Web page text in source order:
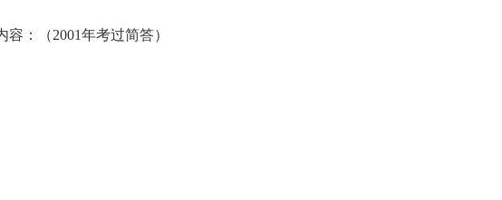
：（2001年考过简答）